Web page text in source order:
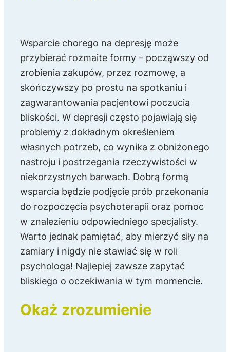
Wsparcie chorego na depresję może
przybierać rozmaite formy – począwszy od
zrobienia zakupów, przez rozmowę, a
skończywszy po prostu na spotkaniu i
zagwarantowania pacjentowi poczucia
bliskości. W depresji często pojawiają się
problemy z dokładnym określeniem
własnych potrzeb, co wynika z obniżonego
nastroju i postrzegania rzeczywistości w
niekorzystnych barwach. Dobrą formą
wsparcia będzie podjęcie prób przekonania
do rozpoczęcia psychoterapii oraz pomoc
w znalezieniu odpowiedniego specjalisty.
Warto jednak pamiętać, aby mierzyć siły na
zamiary i nigdy nie stawiać się w roli
psychologa! Najlepiej zawsze zapytać
bliskiego o oczekiwania w tym momencie.
Okaż zrozumienie